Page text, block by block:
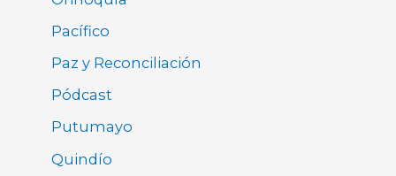
Pacífico
Paz y Reconciliación
Pódcast
Putumayo
Quindío